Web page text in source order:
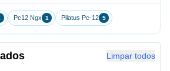
Pc12 Ngx 1 Pilatus Pc-12 5
Limpar todos